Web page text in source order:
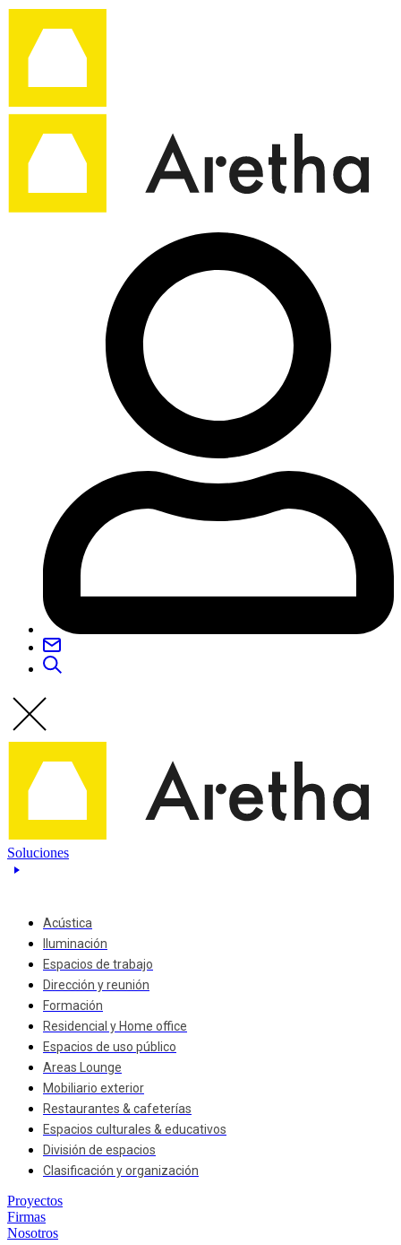
Ir
contenido
Soluciones
Acústica
Iluminación
Espacios de trabajo
Dirección y reunión
Formación
Residencial y Home office
Espacios de uso público
Areas Lounge
Mobiliario exterior
Restaurantes & cafeterías
Espacios culturales & educativos
División de espacios
Clasificación y organización
Proyectos
Firmas
Nosotros